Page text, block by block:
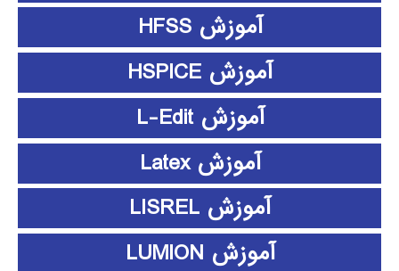
آموزش HFSS
آموزش HSPICE
آموزش L-Edit
آموزش Latex
آموزش LISREL
آموزش LUMION